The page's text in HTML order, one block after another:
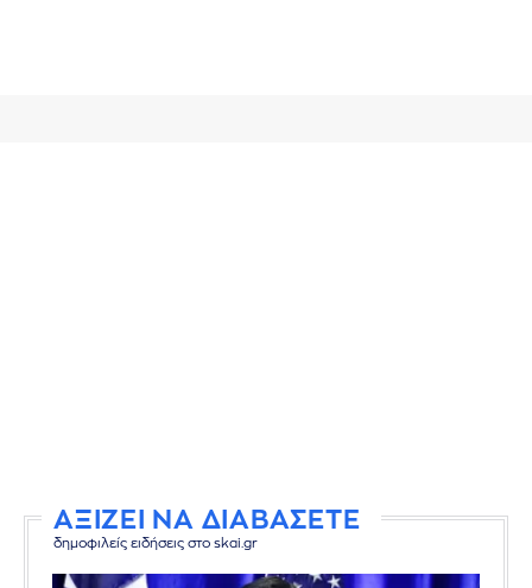
ΑΞΙΖΕΙ ΝΑ ΔΙΑΒΑΣΕΤΕ
δημοφιλείς ειδήσεις στο skai.gr